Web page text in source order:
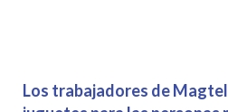
Los trabajadores de